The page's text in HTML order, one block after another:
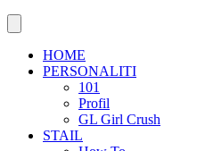
HOME
PERSONALITI
101
Profil
GL Girl Crush
STAIL